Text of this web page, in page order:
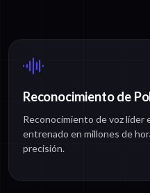
Reconocimiento de
Reconocimiento de voz líder
entrenado en millones de
precisión.